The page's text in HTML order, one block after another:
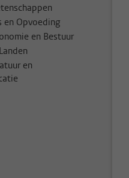
en Opvoeding
en Bestuur
en